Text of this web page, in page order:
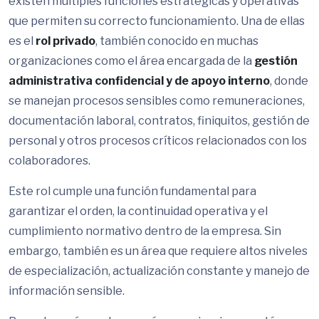
que permiten su correcto funcionamiento. Una de ellas
es el rol privado, también conocido en muchas
organizaciones como el área encargada de la gestión
administrativa confidencial y de apoyo interno, donde
se manejan procesos sensibles como remuneraciones,
documentación laboral, contratos, finiquitos, gestión de
personal y otros procesos críticos relacionados con los
colaboradores.
Este rol cumple una función fundamental para
garantizar el orden, la continuidad operativa y el
cumplimiento normativo dentro de la empresa. Sin
embargo, también es un área que requiere altos niveles
de especialización, actualización constante y manejo de
información sensible.